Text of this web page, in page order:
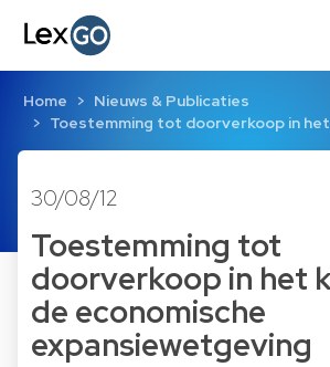
Home
Nieuws & Publicaties
Toestemming tot doorverkoop in
30/08/12
Toestemming tot
doorverkoop in het
de economische
expansiewetgeving